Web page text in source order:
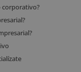
corporativo?